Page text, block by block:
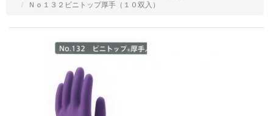
Ｎｏ１３２ビニトップ厚手（１０双入）